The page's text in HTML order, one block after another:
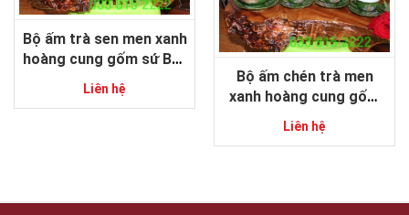
Bộ ấm trà sen men xanh
hoàng cung gốm sứ Bát
Liên hệ
Bộ ấm chén trà men
xanh hoàng cung gốm
Liên hệ